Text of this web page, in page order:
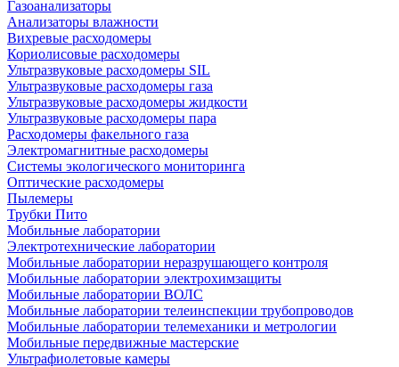
Газоанализаторы
Анализаторы влажности
Вихревые расходомеры
Кориолисовые расходомеры
Ультразвуковые расходомеры SIL
Ультразвуковые расходомеры газа
Ультразвуковые расходомеры жидкости
Ультразвуковые расходомеры пара
Расходомеры факельного газа
Электромагнитные расходомеры
Системы экологического мониторинга
Оптические расходомеры
Пылемеры
Трубки Пито
Мобильные лаборатории
Электротехнические лаборатории
Мобильные лаборатории неразрушающего контроля
Мобильные лаборатории электрохимзащиты
Мобильные лаборатории ВОЛС
Мобильные лаборатории телеинспекции трубопроводов
Мобильные лаборатории телемеханики и метрологии
Мобильные передвижные мастерские
Ультрафиолетовые камеры